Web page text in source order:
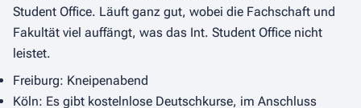
Student Office. Läuft ganz gut, wobei die Fachschaft und
Fakultät viel auffängt, was das Int. Student Office nicht
leistet.
Freiburg: Kneipenabend
Köln: Es gibt kostelnlose Deutschkurse, im Anschluss